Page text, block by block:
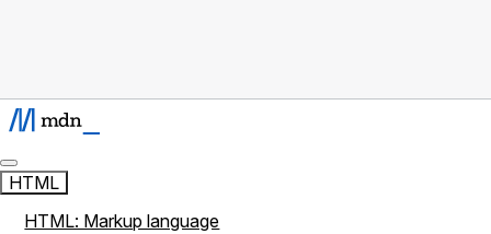
HTML
HTML: Markup language